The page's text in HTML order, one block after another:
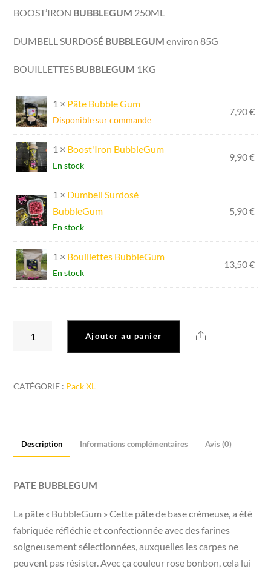
37,20 €.32,00 €.
BOOST’IRON BUBBLEGUM 250ML
DUMBELL SURDOSÉ BUBBLEGUM environ 85G
BOUILLETTES BUBBLEGUM 1KG
1 × Pâte Bubble Gum
Disponible sur commande
7,90€
1 × Boost'Iron BubbleGum
En stock
9,90€
1 × Dumbell Surdosé
BubbleGum
En stock
5,90€
1 × Bouillettes BubbleGum
En stock
13,50€
Ajouter au panier Share
CATÉGORIE : Pack XL
Description Informations complémentaires Avis (0)
PATE BUBBLEGUM
La pâte « BubbleGum » Cette pâte de base crémeuse, a été
fabriquée réfléchie et confectionnée avec des farines
soigneusement sélectionnées, auxquelles les carpes ne
peuvent pas résister. Avec ça couleur rose bonbon, cela lui